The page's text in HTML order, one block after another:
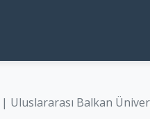
Uluslararası Balkan